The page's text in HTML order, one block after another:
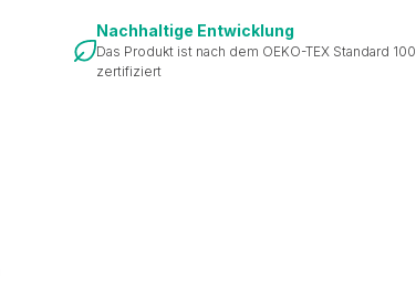
Nachhaltige Entwicklung
Das Produkt ist nach dem OEKO-TEX Standard 100
zertifiziert